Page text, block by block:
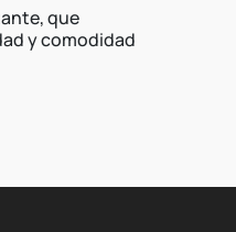
que
y comodidad